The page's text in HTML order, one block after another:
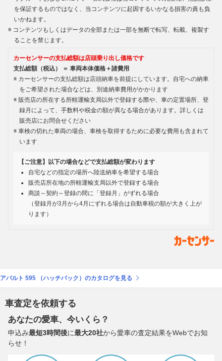
を保証するものではなく、当コンテンツに起因するいかなる損害の責も負
いかねます。
コンテンツもしくはデータの全部または一部を無断で転写、転載、複製す
ることを禁じます。
カーセンサーの支払総額は店頭乗り出し価格です
支払総額（税込） ＝ 車両本体価格＋諸費用
カーセンサーの支払総額は店頭納車を前提にしています。自宅への納車
をご希望された場合などは、別途納車費用がかかります
販売店の所在する所轄運輸支局以外で登録する際や、車の定置場所、登
録月によって、手数料や税金の額が異なる場合があります。詳しくは
販売店にお問合せください
車検の切れた車両の場合、車検を取得するために必要な費用も含まれて
います
【ご注意】以下の場合などで支払総額が変わります
自宅などの指定の場所へ陸送納車を希望する場合
販売店所在地の所轄運輸支局以外で登録する場合
商談～契約～登録の間に「登録月」がずれる場合
（登録月が3月から4月にずれる場合は自動車税の額が大きく上が
ります）
アバルト 595 （ハッチバック）のカタログを見る
車査定を依頼する
あなたの愛車、今いくら？
申込み最短3時間後に最大20社から愛車の査定結果をWebでお知
らせ！